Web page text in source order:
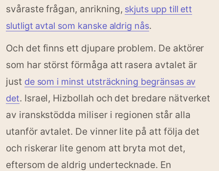
svåraste frågan, anrikning, skjuts upp till ett
slutligt avtal som kanske aldrig nås.
Och det finns ett djupare problem. De aktörer
som har störst förmåga att rasera avtalet är
just de som i minst utsträckning begränsas av
det. Israel, Hizbollah och det bredare nätverket
av iranskstödda miliser i regionen står alla
utanför avtalet. De vinner lite på att följa det
och riskerar lite genom att bryta mot det,
eftersom de aldrig undertecknade. En